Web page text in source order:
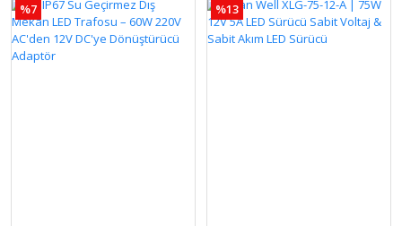
%7 %13